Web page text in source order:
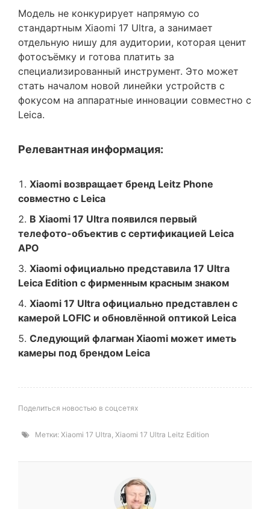
Модель не конкурирует напрямую со
стандартным Xiaomi 17 Ultra, а занимает
отдельную нишу для аудитории, которая ценит
фотосъёмку и готова платить за
специализированный инструмент. Это может
стать началом новой линейки устройств с
фокусом на аппаратные инновации совместно с
Leica.
Релевантная информация:
Xiaomi возвращает бренд Leitz Phone
совместно с Leica
В Xiaomi 17 Ultra появился первый
телефото-объектив с сертификацией Leica
APO
Xiaomi официально представила 17 Ultra
Leica Edition с фирменным красным знаком
Xiaomi 17 Ultra официально представлен с
камерой LOFIC и обновлённой оптикой Leica
Следующий флагман Xiaomi может иметь
камеры под брендом Leica
Поделиться новостью в соцсетях
Метки: Xiaomi 17 Ultra, Xiaomi 17 Ultra Leitz Edition